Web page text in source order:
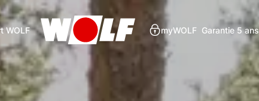
WOLF myWOLF Garantie 5 ans